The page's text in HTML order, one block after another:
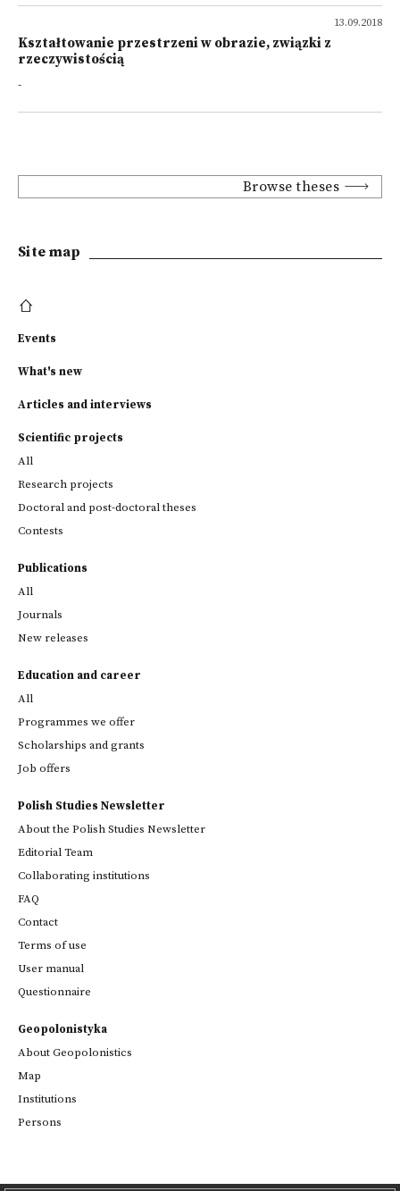
13.09.2018
Kształtowanie przestrzeni w obrazie, związki z
rzeczywistością
-
Browse theses
Site map
Events
What's new
Articles and interviews
Scientific projects
All
Research projects
Doctoral and post-doctoral theses
Contests
Publications
All
Journals
New releases
Education and career
All
Programmes we offer
Scholarships and grants
Job offers
Polish Studies Newsletter
About the Polish Studies Newsletter
Editorial Team
Collaborating institutions
FAQ
Contact
Terms of use
User manual
Questionnaire
Geopolonistyka
About Geopolonistics
Map
Institutions
Persons